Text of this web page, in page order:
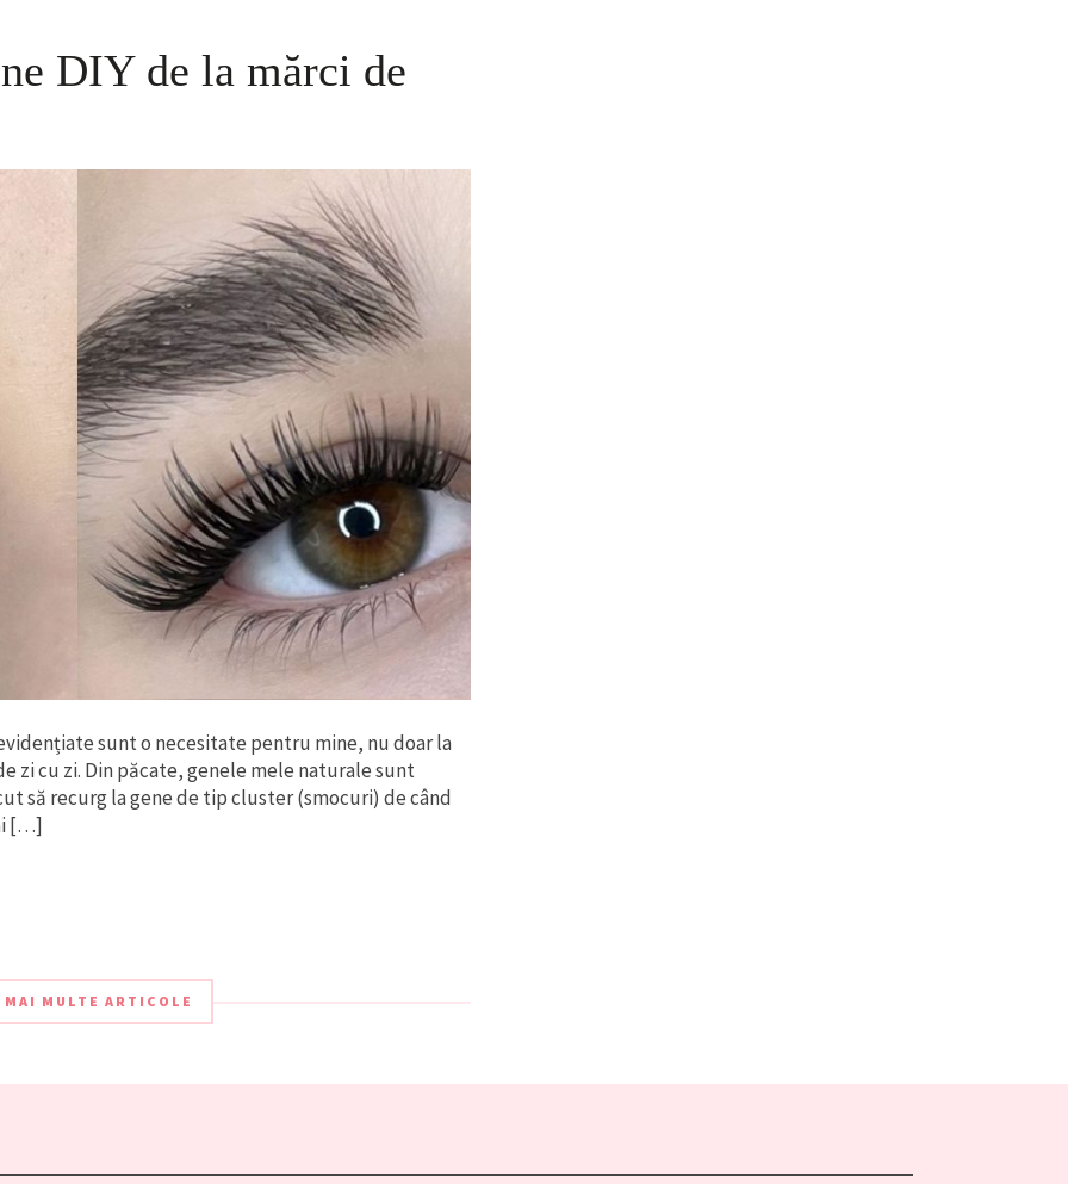
DIY de la mărci de
sunt o necesitate pentru mine, nu doar la
zi cu zi. Din păcate, genele mele naturale sunt
să recurg la gene de tip cluster (smocuri) de când
[…]
MAI MULTE ARTICOLE